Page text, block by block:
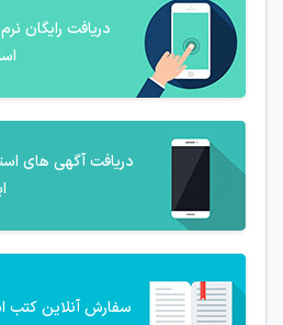
دریافت رایگان
دریافت آگهی های
سفارش آنلاین کتب